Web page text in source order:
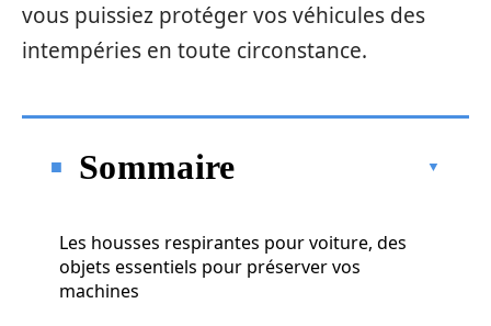
vous puissiez protéger vos véhicules des
intempéries en toute circonstance.
Sommaire
Les housses respirantes pour voiture, des
objets essentiels pour préserver vos
machines